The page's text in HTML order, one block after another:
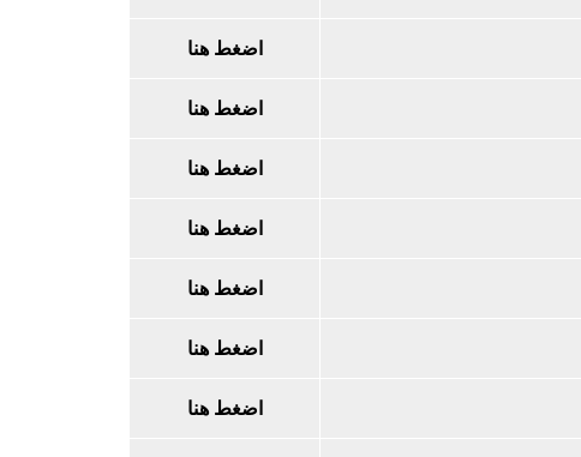
اضغط هنا
اضغط هنا
اضغط هنا
اضغط هنا
اضغط هنا
اضغط هنا
اضغط هنا